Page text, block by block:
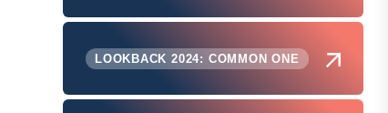
LOOKBACK 2024: COMMON ONE